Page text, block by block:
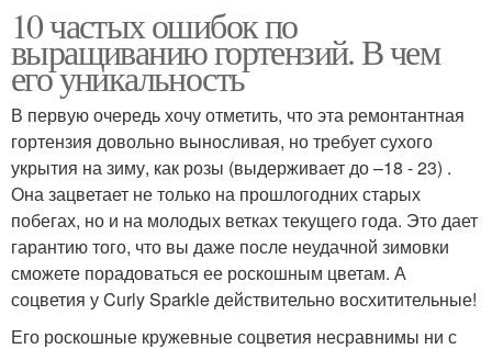
10 частых ошибок по
выращиванию гортензий. В чем
его уникальность
В первую очередь хочу отметить, что эта ремонтантная
гортензия довольно выносливая, но требует сухого
укрытия на зиму, как розы (выдерживает до –18 - 23) .
Она зацветает не только на прошлогодних старых
побегах, но и на молодых ветках текущего года. Это дает
гарантию того, что вы даже после неудачной зимовки
сможете порадоваться ее роскошным цветам. А
соцветия у Curly Sparkle действительно восхитительные!
Его роскошные кружевные соцветия несравнимы ни с